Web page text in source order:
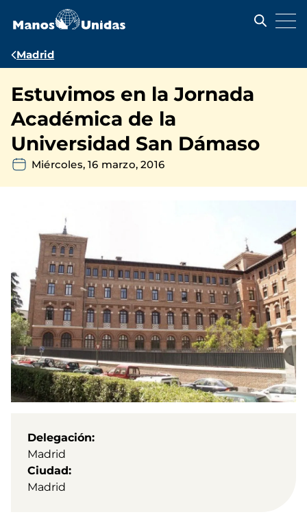
contenido
Ruta
navegación
Madrid
Estuvimos en la Jornada
Académica de la
Universidad San Dámaso
Miércoles, 16 marzo, 2016
Delegación
Madrid
Ciudad
Madrid